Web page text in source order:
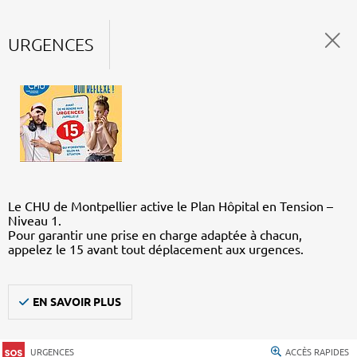
URGENCES
Le CHU de Montpellier active le Plan Hôpital en Tension –
Niveau 1.
Pour garantir une prise en charge adaptée à chacun,
appelez le 15 avant tout déplacement aux urgences.
EN SAVOIR PLUS
URGENCES ACCÈS RAPIDES